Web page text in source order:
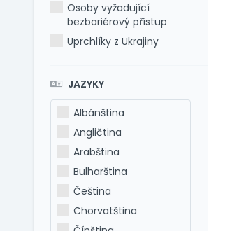
Osoby vyžadující
bezbariérový přístup
Uprchlíky z Ukrajiny
JAZYKY
Albánština
Angličtina
Arabština
Bulharština
Čeština
Chorvatština